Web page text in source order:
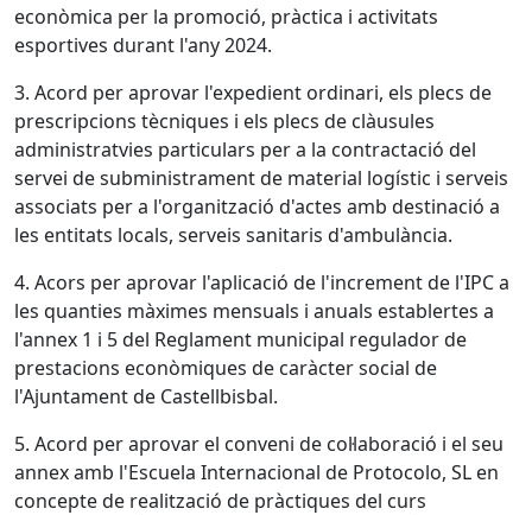
econòmica per la promoció, pràctica i activitats
esportives durant l'any 2024.
3. Acord per aprovar l'expedient ordinari, els plecs de
prescripcions tècniques i els plecs de clàusules
administratvies particulars per a la contractació del
servei de subministrament de material logístic i serveis
associats per a l'organització d'actes amb destinació a
les entitats locals, serveis sanitaris d'ambulància.
4. Acors per aprovar l'aplicació de l'increment de l'IPC a
les quanties màximes mensuals i anuals establertes a
l'annex 1 i 5 del Reglament municipal regulador de
prestacions econòmiques de caràcter social de
l'Ajuntament de Castellbisbal.
5. Acord per aprovar el conveni de col·laboració i el seu
annex amb l'Escuela Internacional de Protocolo, SL en
concepte de realització de pràctiques del curs